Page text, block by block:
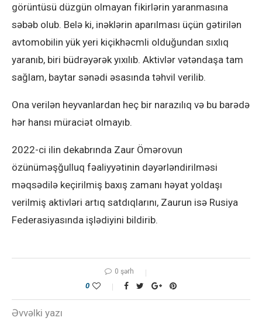
görüntüsü düzgün olmayan fikirlərin yaranmasına
səbəb olub. Belə ki, inəklərin aparılması üçün gətirilən
avtomobilin yük yeri kiçikhəcmli olduğundan sıxlıq
yaranıb, biri büdrəyərək yıxılıb. Aktivlər vətəndaşa tam
sağlam, baytar sənədi əsasında təhvil verilib.
Ona verilən heyvanlardan heç bir narazılıq və bu barədə
hər hansı müraciət olmayıb.
2022-ci ilin dekabrında Zaur Ömərovun
özünüməşğulluq fəaliyyətinin dəyərləndirilməsi
məqsədilə keçirilmiş baxış zamanı həyat yoldaşı
verilmiş aktivləri artıq satdıqlarını, Zaurun isə Rusiya
Federasiyasında işlədiyini bildirib.
0 şərh
0
Əvvəlki yazı